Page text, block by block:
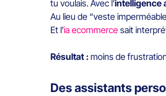
tu voulais. Avec l’intelligence
Au lieu de “veste
Et l’ia ecommercesait
Résultat : moins de
Des assistants